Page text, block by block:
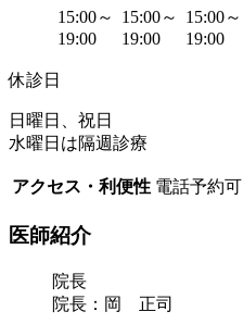
15:00～
19:00
15:00～
19:00
15:00～
19:00
休診日
日曜日、祝日
水曜日は隔週診療
アクセス・利便性 電話予約可
医師紹介
院長
院長：岡 正司